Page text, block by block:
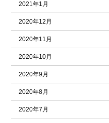
2021年1月
2020年12月
2020年11月
2020年10月
2020年9月
2020年8月
2020年7月